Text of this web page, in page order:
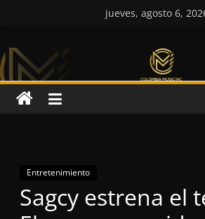
jueves, agosto 6,
Colombia
Music
Music
Inc
Entretenimiento
Sagcy estrena el